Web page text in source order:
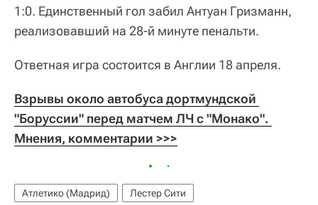
1:0. Единственный гол забил Антуан Гризманн,
реализовавший на 28-й минуте пенальти.
Ответная игра состоится в Англии 18 апреля.
Взрывы около автобуса дортмундской
"Боруссии" перед матчем ЛЧ с "Монако".
Мнения, комментарии >>>
Атлетико (Мадрид) Лестер Сити